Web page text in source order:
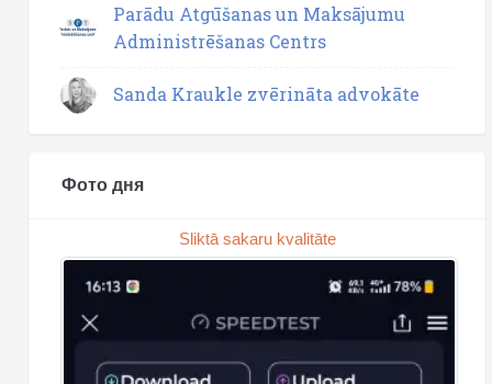
Parādu Atgūšanas un Maksājumu
Administrēšanas Centrs
Sanda Kraukle zvērināta advokāte
Фото дня
Sliktā sakaru kvalitāte